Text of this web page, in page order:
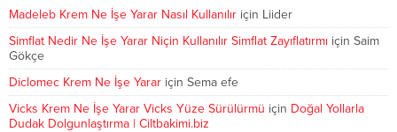
Madeleb Krem Ne İşe Yarar Nasıl Kullanılır için Liider
Simflat Nedir Ne İşe Yarar Niçin Kullanılır Simflat Zayıflatırmı için Saim
Gökçe
Diclomec Krem Ne İşe Yarar için Sema efe
Vicks Krem Ne İşe Yarar Vicks Yüze Sürülürmü için Doğal Yollarla
Dudak Dolgunlaştırma | Ciltbakimi.biz